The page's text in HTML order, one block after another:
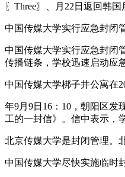
〖Three〗、月22日返回韩
中国传媒大学实行应急封闭
中国传媒大学实行应急封闭
传播链条，学校迅速启动应
中国传媒大学梆子井公寓在
年9月9日16：10，朝阳区发
工的一封信》。信中表示，
北京传媒大学是封闭管理。
中国传媒大学尽快实施临时